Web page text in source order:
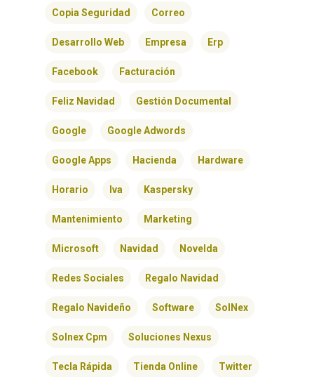
Copia Seguridad Correo
Desarrollo Web Empresa Erp
Facebook Facturación
Feliz Navidad Gestión Documental
Google Google Adwords
Google Apps Hacienda Hardware
Horario Iva Kaspersky
Mantenimiento Marketing
Microsoft Navidad Novelda
Redes Sociales Regalo Navidad
Regalo Navideño Software SolNex
Solnex Cpm Soluciones Nexus
Tecla Rápida Tienda Online Twitter
CONTACTO